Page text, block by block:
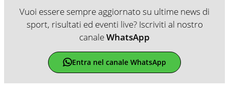
Vuoi essere sempre aggiornato su ultime news di
sport, risultati ed eventi live? Iscriviti al nostro
canaleWhatsApp
Entra nel canale WhatsApp